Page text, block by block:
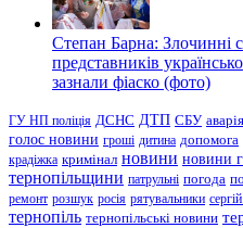
Степан Барна: Злочинні
представників
зазнали фіаско (фото)
ГУ НП поліція ДСНС ДТП СБУ аварія
голос новини гроші дитина допомога
крадіжка кримінал новини новини
тернопільщини патрульні погода
ремонт розшук росія рятувальники
тернопіль тернопільські новини